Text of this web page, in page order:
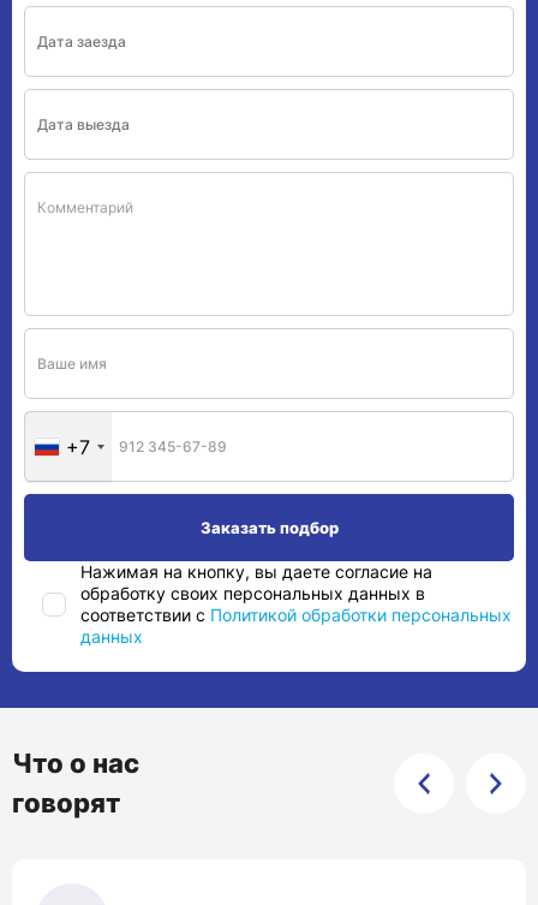
+7
Нажимая на кнопку, вы даете согласие на
обработку своих персональных данных в
соответствии с Политикой обработки персональных
данных
Что о нас
говорят